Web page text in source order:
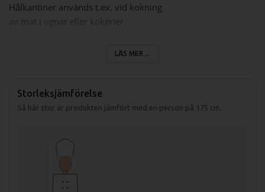
Hålkantiner används t.ex. vid kokning
av mat i ugnar eller kokerier.
LÄS MER ...
Storleksjämförelse
Så här stor är produkten jämfört med en person på 175 cm.